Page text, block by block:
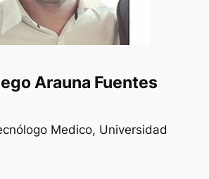
Arauna Fuentes
Medico, Universidad